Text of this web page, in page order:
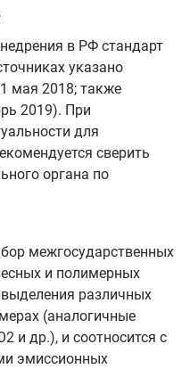
в РФ стандарт
указано
мая 2018; также
2019). При
для
сверить
органа по
межгосударственных
и полимерных
различных
(аналогичные
и др.), и соотносится с
эмиссионных